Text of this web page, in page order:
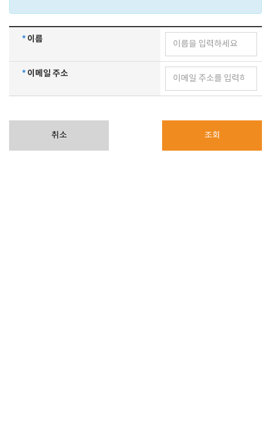
*이름
*이메일 주소
취소 조회